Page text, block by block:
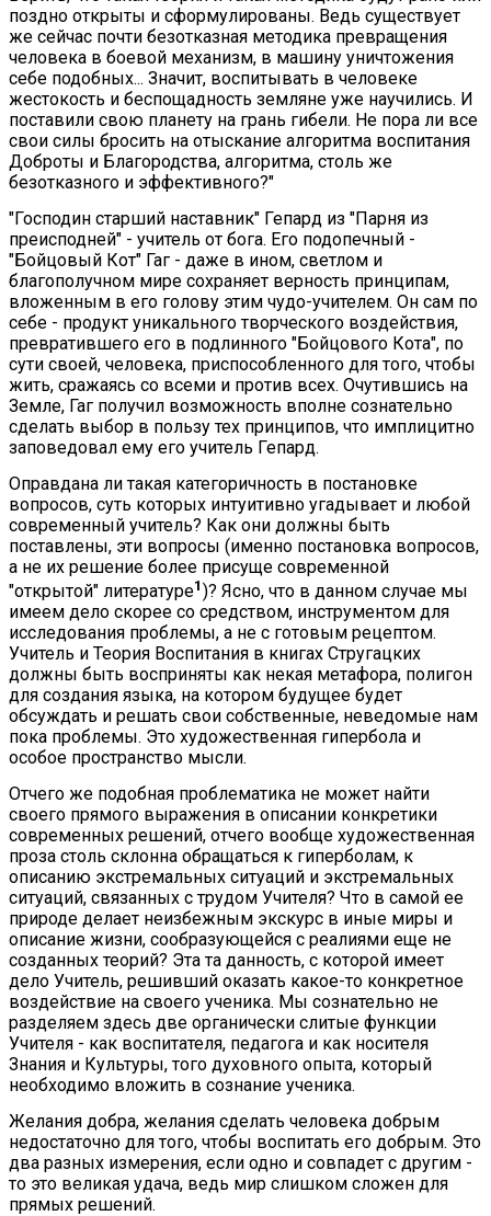
поздно открыты и сформулированы. Ведь существует
же сейчас почти безотказная методика превращения
человека в боевой механизм, в машину уничтожения
себе подобных... Значит, воспитывать в человеке
жестокость и беспощадность земляне уже научились. И
поставили свою планету на грань гибели. Не пора ли все
свои силы бросить на отыскание алгоритма воспитания
Доброты и Благородства, алгоритма, столь же
безотказного и эффективного?"
"Господин старший наставник" Гепард из "Парня из
преисподней" - учитель от бога. Его подопечный -
"Бойцовый Кот" Гаг - даже в ином, светлом и
благополучном мире сохраняет верность принципам,
вложенным в его голову этим чудо-учителем. Он сам по
себе - продукт уникального творческого воздействия,
превратившего его в подлинного "Бойцового Кота", по
сути своей, человека, приспособленного для того, чтобы
жить, сражаясь со всеми и против всех. Очутившись на
Земле, Гаг получил возможность вполне сознательно
сделать выбор в пользу тех принципов, что имплицитно
заповедовал ему его учитель Гепард.
Оправдана ли такая категоричность в постановке
вопросов, суть которых интуитивно угадывает и любой
современный учитель? Как они должны быть
поставлены, эти вопросы (именно постановка вопросов,
а не их решение более присуще современной
"открытой" литературе1 )? Ясно, что в данном случае мы
имеем дело скорее со средством, инструментом для
исследования проблемы, а не с готовым рецептом.
Учитель и Теория Воспитания в книгах Стругацких
должны быть восприняты как некая метафора, полигон
для создания языка, на котором будущее будет
обсуждать и решать свои собственные, неведомые нам
пока проблемы. Это художественная гипербола и
особое пространство мысли.
Отчего же подобная проблематика не может найти
своего прямого выражения в описании конкретики
современных решений, отчего вообще художественная
проза столь склонна обращаться к гиперболам, к
описанию экстремальных ситуаций и экстремальных
ситуаций, связанных с трудом Учителя? Что в самой ее
природе делает неизбежным экскурс в иные миры и
описание жизни, сообразующейся с реалиями еще не
созданных теорий? Эта та данность, с которой имеет
дело Учитель, решивший оказать какое-то конкретное
воздействие на своего ученика. Мы сознательно не
разделяем здесь две органически слитые функции
Учителя - как воспитателя, педагога и как носителя
Знания и Культуры, того духовного опыта, который
необходимо вложить в сознание ученика.
Желания добра, желания сделать человека добрым
недостаточно для того, чтобы воспитать его добрым. Это
два разных измерения, если одно и совпадет с другим -
то это великая удача, ведь мир слишком сложен для
прямых решений.